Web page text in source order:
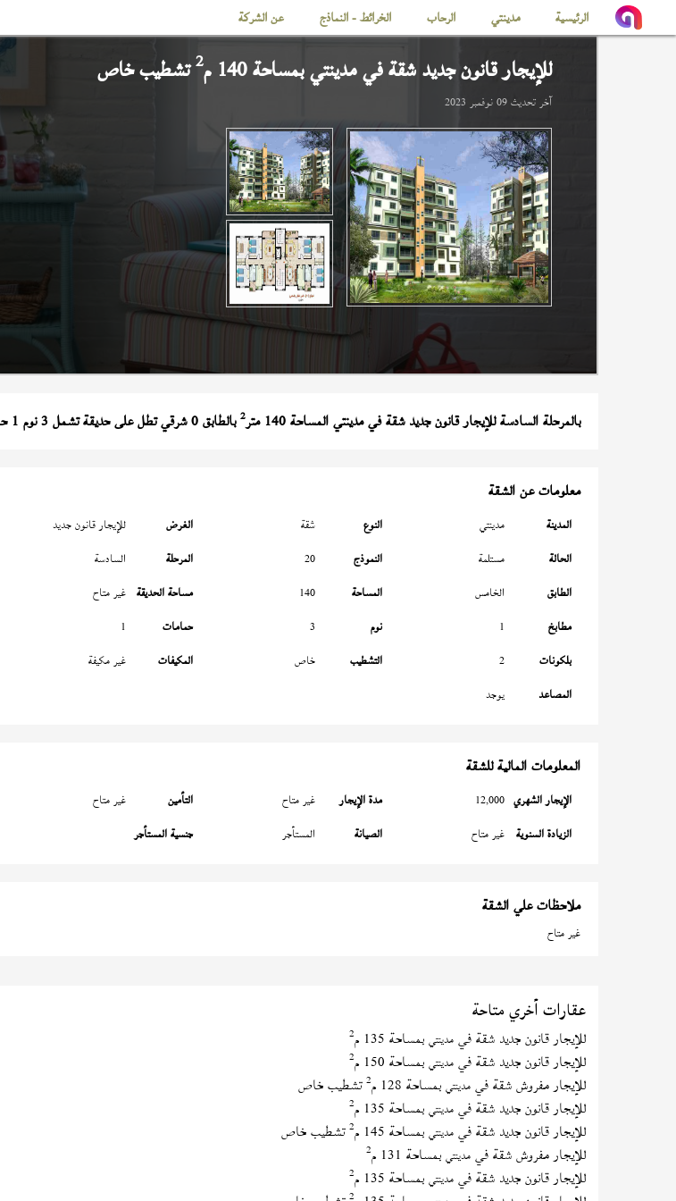
الرئيسية مدينتي الرحاب الخرائط - النماذج عن الشركة
للإيجار قانون جديد شقة فيمدينتيبمساحة 140 م 2تشطيب خاص
آخر تحديث09 نوفمبر 2023
بالمرحلة السادسة للإيجار قانون جديد شقة في مدينتي المساحة 140 متر 2بالطابق 0 شرقي تطل على حديقة تشمل 3 نوم 1 حمام 2 بلكونة النموذج (
معلومات عن الشقة
المدينة مدينتي النوع شقة الغرض
للإيجار قانون جديد
الحالة
مستلمة النموذج 20 المرحلة
السادسة
الطابق
الخامس المساحة 140 مساحة الحديقة غير متاح
مطابخ
1 نوم 3 حمامات
1
بلكونات
2 التشطيب خاص المكيفات
غير مكيفة
المصاعد
يوجد
المعلومات المالية للشقة
الإيجار الشهري 12,000 مدة الإيجار غير متاح التأمين
غير متاح
الزيادة السنوية غير متاح الصيانة المستأجر جنسية المستأجر
ملاحظات علي الشقة
غير متاح
عقارات أخري متاحة
للإيجار قانون جديد شقة في مدينتي بمساحة 135 م 2
للإيجار قانون جديد شقة في مدينتي بمساحة 150 م 2
للإيجار مفروش شقة في مدينتي بمساحة 128 م 2تشطيب خاص
للإيجار قانون جديد شقة في مدينتي بمساحة 135 م 2
للإيجار قانون جديد شقة في مدينتي بمساحة 145 م 2تشطيب خاص
للإيجار مفروش شقة في مدينتي بمساحة 131 م 2
للإيجار قانون جديد شقة في مدينتي بمساحة 135 م 2
2